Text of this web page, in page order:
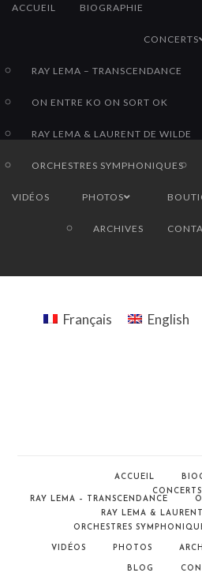
ACCUEIL BIOGRAPHIE
CONCERTS
RAY LEMA – TRANSCENDANCE
ON ENTRE KO ON SORT OK
RAY LEMA & LAURENT DE WILDE
ORCHESTRES SYMPHONIQUES
VIDÉOS PHOTOS
ARCHIVES
Français English
ACCUEIL
CONCERTS
RAY LEMA – TRANSCENDANCE
RAY LEMA &
ORCHESTRES
VIDÉOS PHOTOS
BLOG